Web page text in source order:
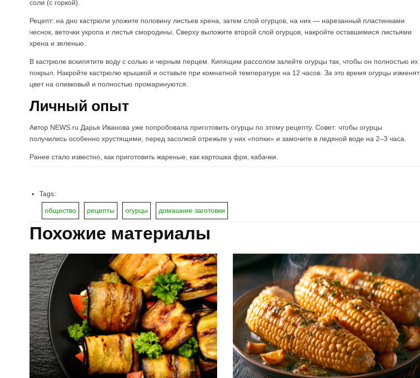
соли (с горкой).
Рецепт: на дно кастрюли уложите половину листьев хрена, затем слой огурцов, на них — нарезанный пластинками
чеснок, веточки укропа и листья смородины. Сверху выложите второй слой огурцов, накройте оставшимися листьями
хрена и зеленью.
В кастрюле вскипятите воду с солью и черным перцем. Кипящим рассолом залейте огурцы так, чтобы он полностью их
покрыл. Накройте кастрюлю крышкой и оставьте при комнатной температуре на 12 часов. За это время огурцы изменят
цвет на оливковый и полностью промаринуются.
Личный опыт
Автор NEWS.ru Дарья Иванова уже попробовала приготовить огурцы по этому рецепту. Совет: чтобы огурцы
получились особенно хрустящими, перед засолкой отрежьте у них «попки» и замочите в ледяной воде на 2–3 часа.
Ранее стало известно, как приготовить жареные, как картошка фри, кабачки.
Tags:
общество рецепты огурцы домашние заготовки
Похожие материалы